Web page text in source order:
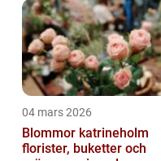
04 mars 2026
Blommor katrineholm
florister, buketter och